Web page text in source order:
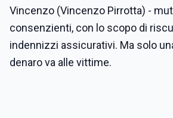
Vincenzo (Vincenzo Pirrotta) -
consenzienti, con lo scopo di
indennizzi assicurativi. Ma solo
denaro va alle vittime.